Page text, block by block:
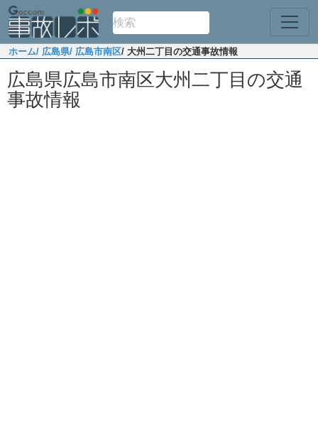
ホーム/ 広島県/ 広島市南区/ 大州二丁目の交通事故情報
広島県広島市南区大州二丁目の交通
事故情報